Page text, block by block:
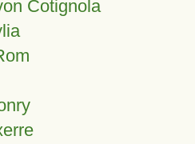
Cotignola